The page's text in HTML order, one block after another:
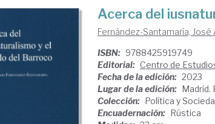
Acerca del
Fernández-Santamaría, José
ISBN: 9788425919749
Editorial: Centro de
Fecha de la edición: 2023
Lugar de la edición: Madrid.
Colección: Política y
Encuadernación: Rústica